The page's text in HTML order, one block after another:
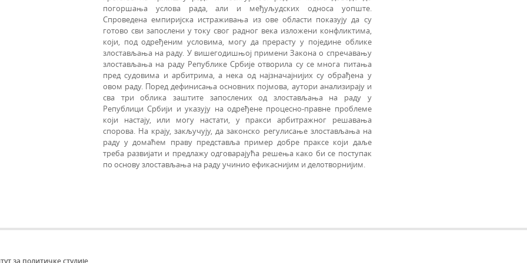
погоршања услова рада, али и међуљудских односа уопште.
Спроведена емпиријска истраживања из ове области показују да су
готово сви запослени у току свог радног века изложени конфликтима,
који, под одређеним условима, могу да прерасту у поједине облике
злостављања на раду. У вишегодишњој примени Закона о спречавању
злостављања на раду Републике Србије отворила су се многа питања
пред судовима и арбитрима, а нека од најзначајнијих су обрађена у
овом раду. Поред дефинисања основних појмова, аутори анализирају и
сва три облика заштите запослених од злостављања на раду у
Републици Србији и указују на одређене процесно-правне проблеме
који настају, или могу настати, у пракси арбитражног решавања
спорова. На крају, закључују, да законско регулисање злостављања на
раду у домаћем праву представља пример добре праксе који даље
треба развијати и предлажу одговарајућа решења како би се поступак
по основу злостављања на раду учинио ефикаснијим и делотворнијим.
за политичке студије